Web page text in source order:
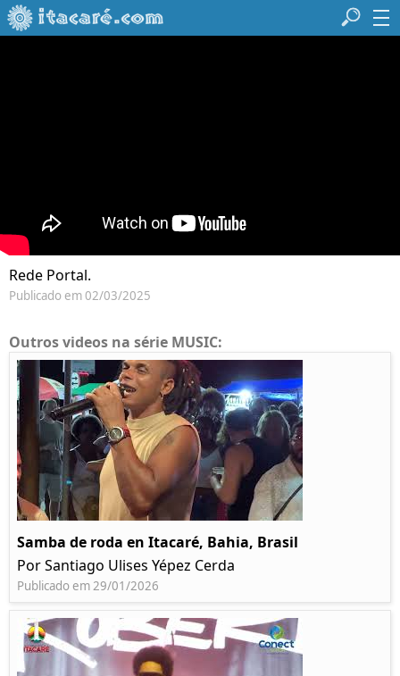
Rede Portal.
Publicado em 02/03/2025
Outros videos na série MUSIC:
Samba de roda en Itacaré, Bahia, Brasil
Por Santiago Ulises Yépez Cerda
Publicado em 29/01/2026